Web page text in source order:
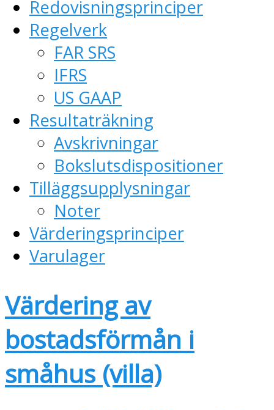
Redovisningsprinciper
Regelverk
FAR SRS
IFRS
US GAAP
Resultaträkning
Avskrivningar
Bokslutsdispositioner
Tilläggsupplysningar
Noter
Värderingsprinciper
Varulager
Värdering av
bostadsförmån i
småhus (villa)